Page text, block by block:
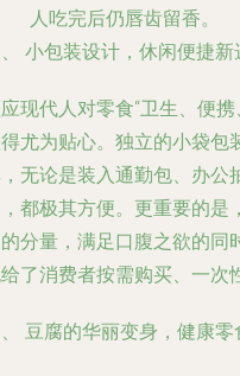
人吃完后仍唇齿留香。
小包装设计，休闲便捷新
现代人对零食“卫生、便携
尤为贴心。独立的小袋包
无论是装入通勤包、办公
都极其方便。更重要的是
分量，满足口腹之欲的同
了消费者按需购买、一次
豆腐的华丽变身，健康零